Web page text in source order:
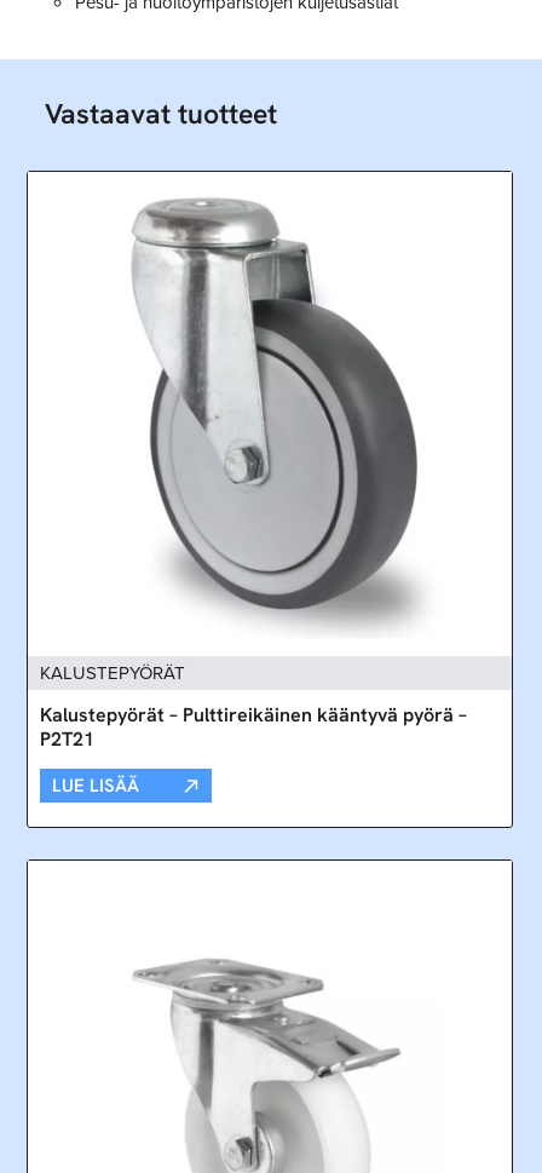
Vastaavat tuotteet
KALUSTEPYÖRÄT
Kalustepyörät – Pulttireikäinen kääntyvä pyörä –
P2T21
LUE LISÄÄ